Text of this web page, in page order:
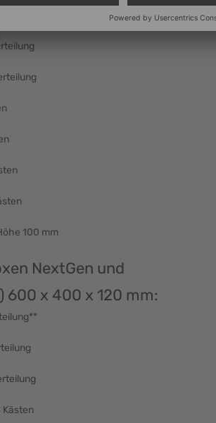
100 mm
NextGen und
600 x 400 x 120 mm: